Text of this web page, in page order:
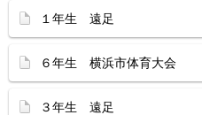
１年生 遠足
６年生 横浜市体育大会
３年生 遠足